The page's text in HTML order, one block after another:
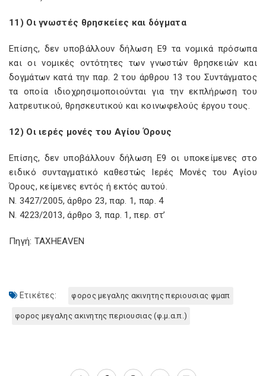
11) Οι γνωστές θρησκείες και δόγματα
Επίσης, δεν υποβάλλουν δήλωση Ε9 τα νομικά πρόσωπα
και οι νομικές οντότητες των γνωστών θρησκειών και
δογμάτων κατά την παρ. 2 του άρθρου 13 του Συντάγματος
τα οποία ιδιοχρησιμοποιούνται για την εκπλήρωση του
λατρευτικού, θρησκευτικού και κοινωφελούς έργου τους.
12) Οι ιερές μονές του Αγίου Όρους
Επίσης, δεν υποβάλλουν δήλωση Ε9 οι υποκείμενες στο
ειδικό συνταγματικό καθεστώς Ιερές Μονές του Αγίου
Όρους, κείμενες εντός ή εκτός αυτού.
Ν. 3427/2005, άρθρο 23, παρ. 1, παρ. 4
Ν. 4223/2013, άρθρο 3, παρ. 1, περ. στ’
Πηγή: TAXHEAVEN
Ετικέτες: φορος μεγαλης ακινητης περιουσιας φμαπ
φορος μεγαλης ακινητης περιουσιας (φ.μ.α.π.)